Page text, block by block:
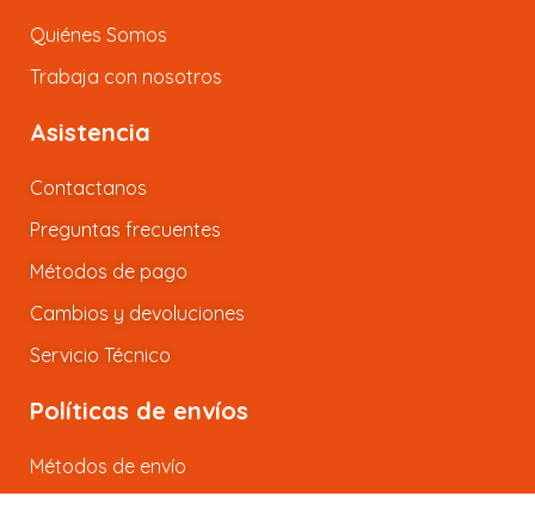
Quiénes Somos
Trabaja con nosotros
Asistencia
Contactanos
Preguntas frecuentes
Métodos de pago
Cambios y devoluciones
Servicio Técnico
Políticas de envíos
Métodos de envío